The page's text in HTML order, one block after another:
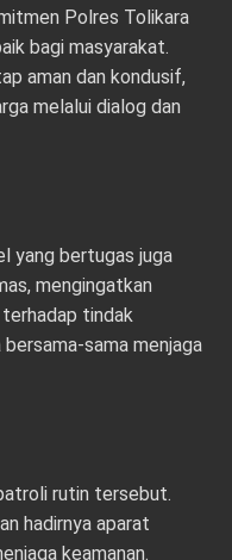
Polres Tolikara
bagi masyarakat.
aman dan kondusif,
melalui dialog dan
yang bertugas juga
mengingatkan
tindak
sama menjaga
rutin tersebut.
hadirnya aparat
keamanan.